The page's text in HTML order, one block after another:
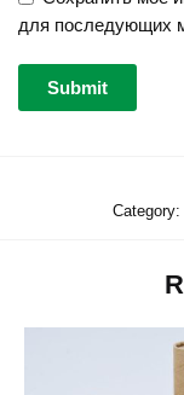
для последующих
Category: